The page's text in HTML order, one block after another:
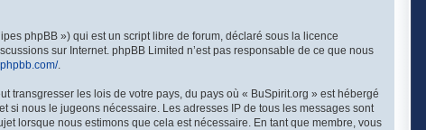
phpBB ») qui est un script libre de forum, déclaré sous la licence
sur Internet. phpBB Limited n’est pas responsable de ce que nous
.
transgresser les lois de votre pays, du pays où « BuSpirit.org » est hébergé
si nous le jugeons nécessaire. Les adresses IP de tous les messages sont
lorsque nous estimons que cela est nécessaire. En tant que membre, vous